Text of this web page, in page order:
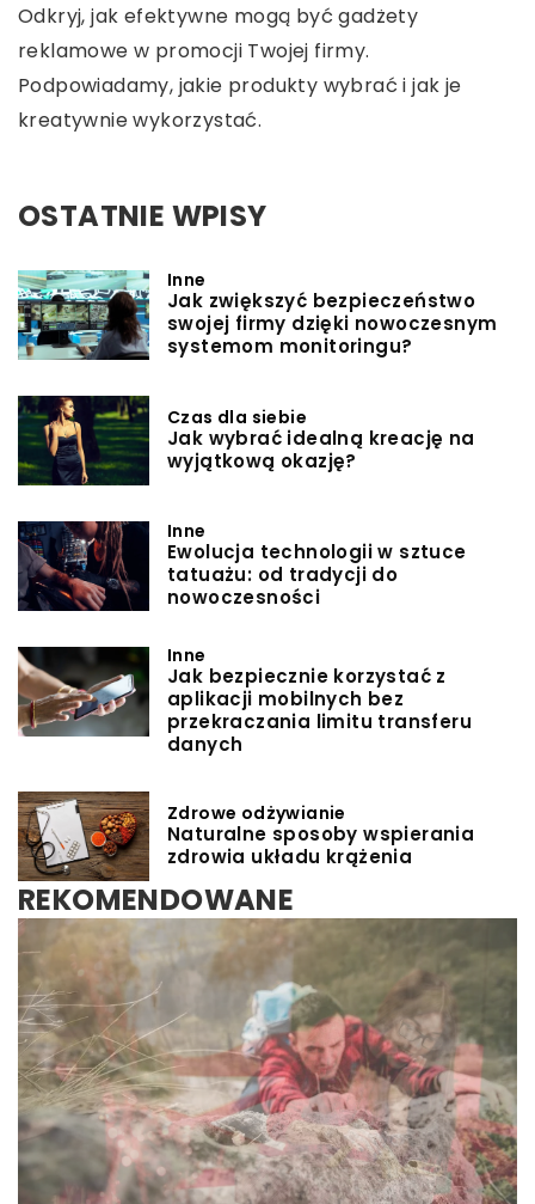
Odkryj, jak efektywne mogą być gadżety
reklamowe w promocji Twojej firmy.
Podpowiadamy, jakie produkty wybrać i jak je
kreatywnie wykorzystać.
OSTATNIE WPISY
Inne
Jak zwiększyć bezpieczeństwo
swojej firmy dzięki nowoczesnym
systemom monitoringu?
Czas dla siebie
Jak wybrać idealną kreację na
wyjątkową okazję?
Inne
Ewolucja technologii w sztuce
tatuażu: od tradycji do
nowoczesności
Inne
Jak bezpiecznie korzystać z
aplikacji mobilnych bez
przekraczania limitu transferu
danych
Zdrowe odżywianie
Naturalne sposoby wspierania
zdrowia układu krążenia
REKOMENDOWANE